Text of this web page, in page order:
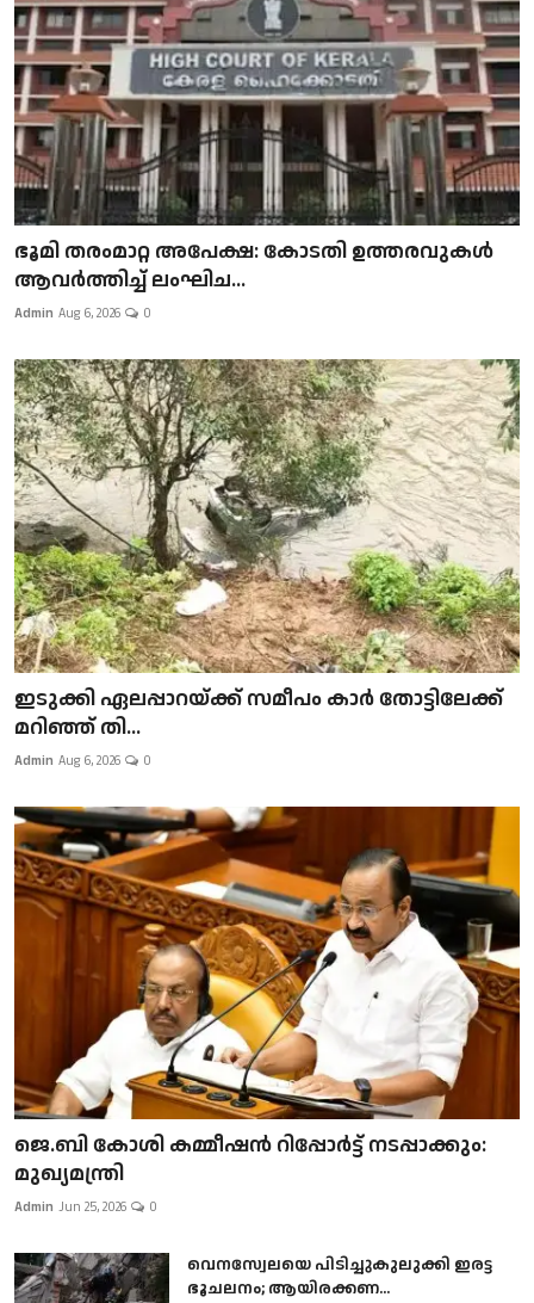
ഭൂമി തരംമാറ്റ അപേക്ഷ: കോടതി ഉത്തരവുകൾ
ആവർത്തിച്ച് ലംഘിച...
Admin Aug 6, 2026 0
ഇടുക്കി ഏലപ്പാറയ്ക്ക് സമീപം കാർ തോട്ടിലേക്ക്
മറിഞ്ഞ് തി...
Admin Aug 6, 2026 0
ജെ.ബി കോശി കമ്മീഷൻ റിപ്പോർട്ട് നടപ്പാക്കും:
മുഖ്യമന്ത്രി
Admin Jun 25, 2026 0
വെനസ്വേലയെ പിടിച്ചുകുലുക്കി ഇരട്ട
ഭൂചലനം; ആയിരക്കണ...